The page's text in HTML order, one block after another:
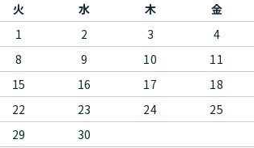
火 水 木 金
1
2 3 4
8 9 10 11
15 16 17 18
22 23 24 25
29 30